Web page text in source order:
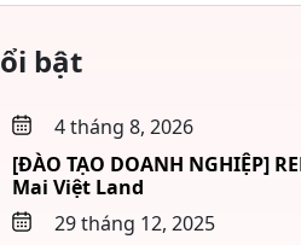
bật
4 tháng 8, 2026
[ĐÀO TẠO DOANH NGHIỆP]
Mai Việt Land
29 tháng 12, 2025